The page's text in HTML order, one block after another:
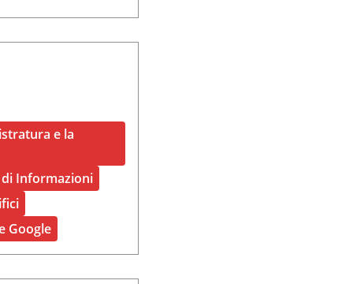
e la
di Informazioni
Google